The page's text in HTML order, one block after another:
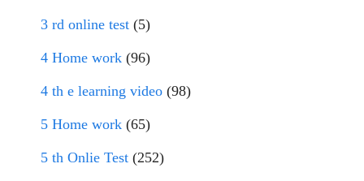
3 rd online test (5)
4 Home work (96)
4 th e learning video (98)
5 Home work (65)
5 th Onlie Test (252)